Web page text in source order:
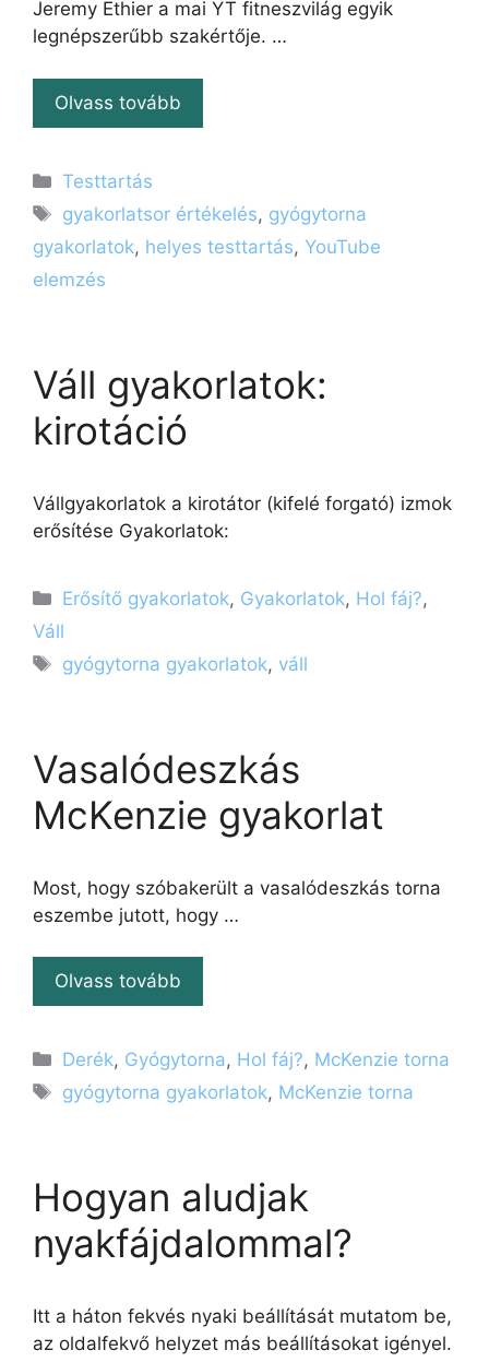
Jeremy Ethier a mai YT fitneszvilág egyik
legnépszerűbb szakértője. …
Olvass tovább
Kategória
Testtartás
Címkék
gyakorlatsor értékelés, gyógytorna
gyakorlatok, helyes testtartás, YouTube
elemzés
Váll gyakorlatok:
kirotáció
Vállgyakorlatok a kirotátor (kifelé forgató) izmok
erősítése Gyakorlatok:
Kategória
Erősítő gyakorlatok, Gyakorlatok, Hol fáj?,
Váll
Címkék
gyógytorna gyakorlatok, váll
Vasalódeszkás
McKenzie gyakorlat
Most, hogy szóbakerült a vasalódeszkás torna
eszembe jutott, hogy …
Olvass tovább
Kategória
Derék, Gyógytorna, Hol fáj?, McKenzie torna
Címkék
gyógytorna gyakorlatok, McKenzie torna
Hogyan aludjak
nyakfájdalommal?
Itt a háton fekvés nyaki beállítását mutatom be,
az oldalfekvő helyzet más beállításokat igényel.